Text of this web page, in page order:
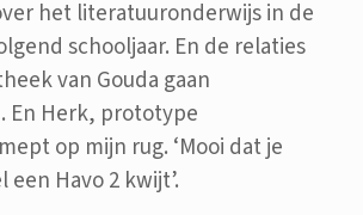
het literatuuronderwijs in de
schooljaar. En de relaties
van Gouda gaan
En Herk, prototype
op mijn rug. ‘Mooi dat je
Havo 2 kwijt’.